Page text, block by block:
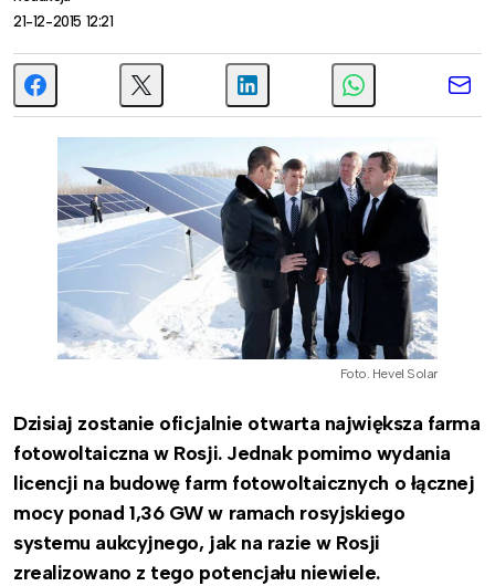
21-12-2015 12:21
Foto. Hevel Solar
Dzisiaj zostanie oficjalnie otwarta największa farma
fotowoltaiczna w Rosji. Jednak pomimo wydania
licencji na budowę farm fotowoltaicznych o łącznej
mocy ponad 1,36 GW w ramach rosyjskiego
systemu aukcyjnego, jak na razie w Rosji
zrealizowano z tego potencjału niewiele.